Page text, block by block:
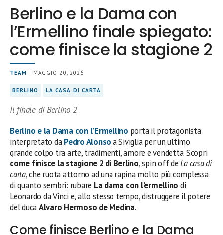
Berlino e la Dama con
l’Ermellino finale spiegato:
come finisce la stagione 2
TEAM | MAGGIO 20, 2026
BERLINO LA CASA DI CARTA
Il finale di Berlino 2
Berlino e la Dama con l’Ermellino porta il protagonista
interpretato daPedro Alonso a Siviglia per un ultimo
grande colpo tra arte, tradimenti, amore e vendetta. Scopri
come finisce la stagione 2 di Berlino, spin off deLa casa di
carta, che ruota attorno ad una rapina molto più complessa
di quanto sembri: rubare La dama con l’ermellino di
Leonardo da Vinci e, allo stesso tempo, distruggere il potere
del ducaAlvaro Hermoso de Medina.
Come finisce Berlino e la Dama